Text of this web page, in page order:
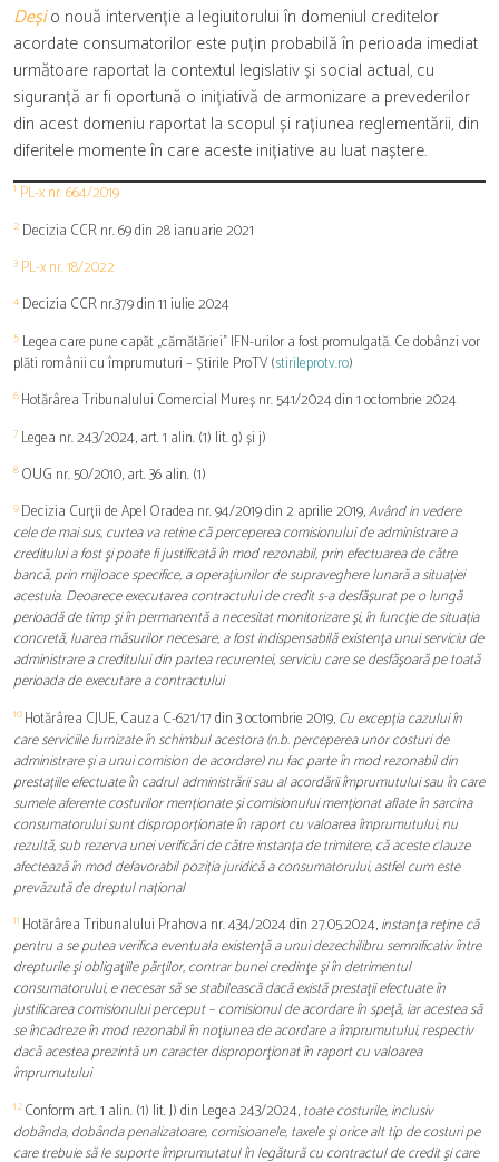
Deșio nouă intervenție a legiuitorului în domeniul creditelor
acordate consumatorilor este puțin probabilă în perioada imediat
următoare raportat la contextul legislativ și social actual, cu
siguranță ar fi oportună o inițiativă de armonizare a prevederilor
din acest domeniu raportat la scopul și rațiunea reglementării, din
diferitele momente în care aceste inițiative au luat naștere.
1 PL-x nr. 664/2019
2 Decizia CCR nr. 69 din 28 ianuarie 2021
3 PL-x nr. 18/2022
4 Decizia CCR nr.379 din 11 iulie 2024
5 Legea care pune capăt „cămătăriei” IFN-urilor a fost promulgată. Ce dobânzi vor
plăti românii cu împrumuturi – Știrile ProTV (stirileprotv.ro)
6Hotărârea Tribunalului Comercial Mureș nr. 541/2024 din 1 octombrie 2024
7 Legea nr. 243/2024, art. 1 alin. (1) lit. g) și j)
8OUG nr. 50/2010, art. 36 alin. (1)
9Decizia Curții de Apel Oradea nr. 94/2019 din 2 aprilie 2019,Având in vedere
cele de mai sus, curtea va retine că perceperea comisionului de administrare a
creditului a fost şi poate fi justificată în mod rezonabil, prin efectuarea de către
bancă, prin mijloace specifice, a operațiunilor de supraveghere lunară a situației
acestuia. Deoarece executarea contractului de credit s-a desfășurat pe o lungă
perioadă de timp şi în permanentă a necesitat monitorizare şi, în funcție de situația
concretă, luarea măsurilor necesare, a fost indispensabilă existenţa unui serviciu de
administrare a creditului din partea recurentei, serviciu care se desfăşoară pe toată
perioada de executare a contractului
10Hotărârea CJUE, Cauza C-621/17 din 3 octombrie 2019,Cu excepția cazului în
care serviciile furnizate în schimbul acestora (n.b. perceperea unor costuri de
administrare și a unui comision de acordare) nu fac parte în mod rezonabil din
prestațiile efectuate în cadrul administrării sau al acordării împrumutului sau în care
sumele aferente costurilor menționate și comisionului menționat aflate în sarcina
consumatorului sunt disproporționate în raport cu valoarea împrumutului, nu
rezultă, sub rezerva unei verificări de către instanța de trimitere, că aceste clauze
afectează în mod defavorabil poziția juridică a consumatorului, astfel cum este
prevăzută de dreptul național
11 Hotărârea Tribunalului Prahova nr. 434/2024 din 27.05.2024,instanţa reţine că
pentru a se putea verifica eventuala existenţă a unui dezechilibru semnificativ între
drepturile şi obligaţiile părţilor, contrar bunei credinţe şi în detrimentul
consumatorului, e necesar să se stabilească dacă există prestaţii efectuate în
justificarea comisionului perceput – comisionul de acordare în speţă, iar acestea să
se încadreze în mod rezonabil în noţiunea de acordare a împrumutului, respectiv
dacă acestea prezintă un caracter disproporţionat în raport cu valoarea
împrumutului
12Conform art. 1 alin. (1) lit. J) din Legea 243/2024,toate costurile, inclusiv
dobânda, dobânda penalizatoare, comisioanele, taxele şi orice alt tip de costuri pe
care trebuie să le suporte împrumutatul în legătură cu contractul de credit şi care